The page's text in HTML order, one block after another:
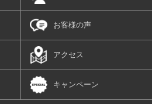
お客様の声
アクセス
キャンペーン